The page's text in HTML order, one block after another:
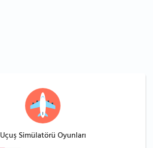
Uçuş Simülatörü Oyunları